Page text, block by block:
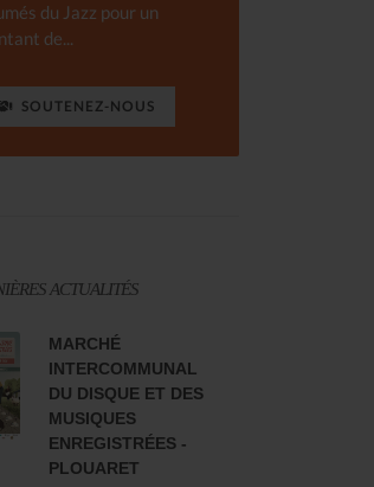
du Jazz pour un
de...
SOUTENEZ-NOUS
ACTUALITÉS
MARCHÉ
INTERCOMMUNAL
DU DISQUE ET DES
MUSIQUES
ENREGISTRÉES -
PLOUARET